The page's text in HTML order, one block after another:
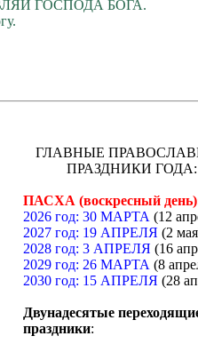
ГОСПОДА БОГА.
ГЛАВНЫЕ
ПРАЗДНИКИ ГОДА:
ПАСХА (воскресный
2026 год: 30 МАРТА (12
2027 год: 19 АПРЕЛЯ (2
2028 год: 3 АПРЕЛЯ (16
2029 год: 26 МАРТА (8
2030 год: 15 АПРЕЛЯ (28
Двунадесятые
праздники: